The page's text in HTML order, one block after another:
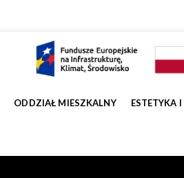
ODDZIAŁ MIESZKALNY ESTETYKA